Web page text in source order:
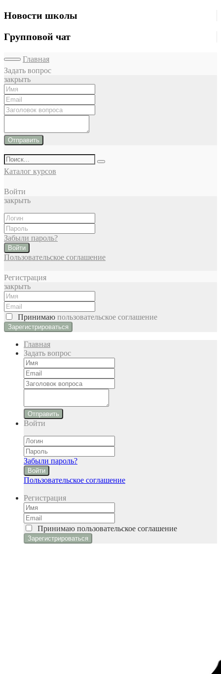
Новости школы
Групповой чат
Главная
Задать вопрос
закрыть
Отправить
Каталог курсов
Войти
закрыть
Забыли пароль?
Войти
Пользовательское соглашение
Регистрация
закрыть
Принимаю пользовательское соглашение
Главная
Задать вопрос
Отправить
Войти
Забыли пароль?
Войти
Пользовательское соглашение
Регистрация
Принимаю пользовательское соглашение